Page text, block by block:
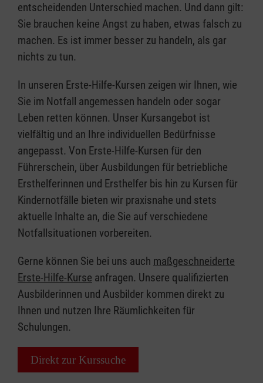
entscheidenden Unterschied machen. Und dann gilt:
Sie brauchen keine Angst zu haben, etwas falsch zu
machen. Es ist immer besser zu handeln, als gar
nichts zu tun.
In unseren Erste-Hilfe-Kursen zeigen wir Ihnen, wie
Sie im Notfall angemessen handeln oder sogar
Leben retten können. Unser Kursangebot ist
vielfältig und an Ihre individuellen Bedürfnisse
angepasst. Von Erste-Hilfe-Kursen für den
Führerschein, über Ausbildungen für betriebliche
Ersthelferinnen und Ersthelfer bis hin zu Kursen für
Kindernotfälle bieten wir praxisnahe und stets
aktuelle Inhalte an, die Sie auf verschiedene
Notfallsituationen vorbereiten.
Gerne können Sie bei uns auch maßgeschneiderte
Erste-Hilfe-Kurse anfragen. Unsere qualifizierten
Ausbilderinnen und Ausbilder kommen direkt zu
Ihnen und nutzen Ihre Räumlichkeiten für
Schulungen.
Direkt zur Kurssuche